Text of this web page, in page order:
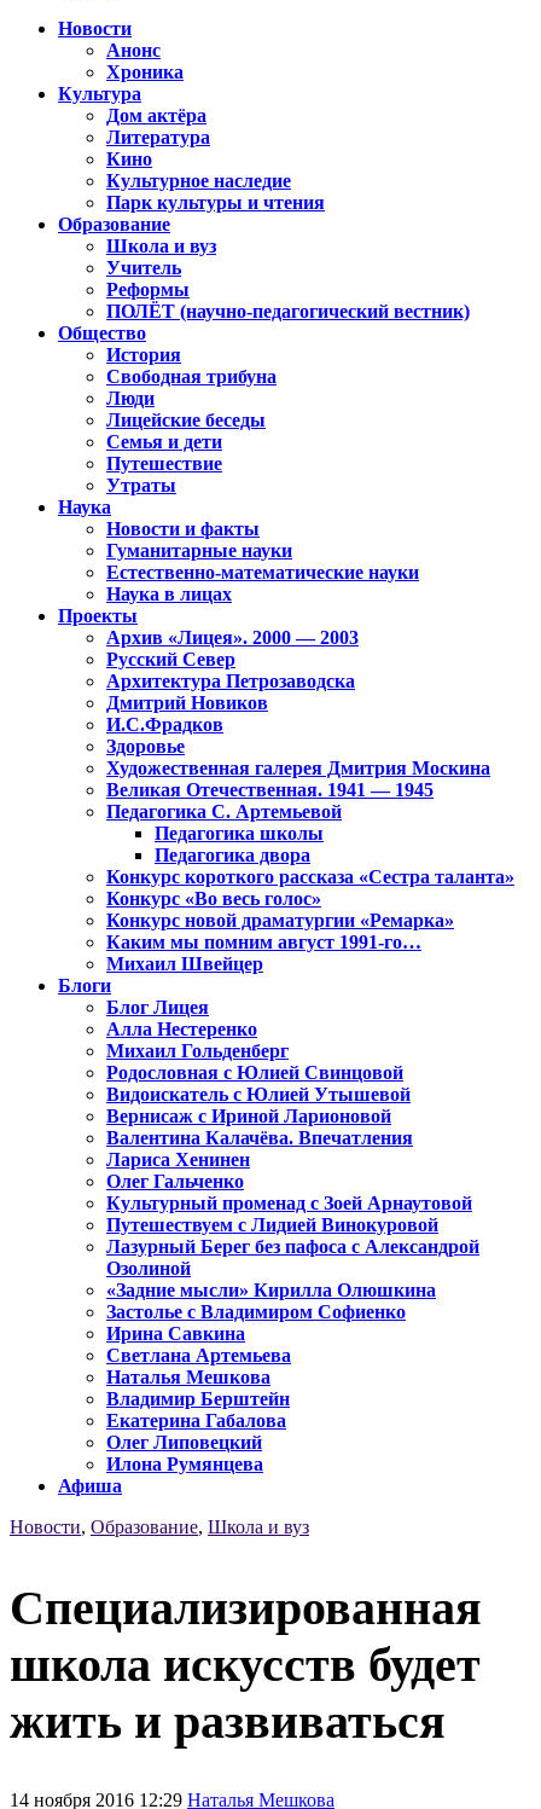
Новости
Анонс
Хроника
Культура
Дом актёра
Литература
Кино
Культурное наследие
Парк культуры и чтения
Образование
Школа и вуз
Учитель
Реформы
ПОЛЁТ (научно-педагогический вестник)
Общество
История
Свободная трибуна
Люди
Лицейские беседы
Семья и дети
Путешествие
Утраты
Наука
Новости и факты
Гуманитарные науки
Естественно-математические науки
Наука в лицах
Проекты
Архив «Лицея». 2000 — 2003
Русский Север
Архитектура Петрозаводска
Дмитрий Новиков
И.С.Фрадков
Здоровье
Художественная галерея Дмитрия Москина
Великая Отечественная. 1941 — 1945
Педагогика С. Артемьевой
Педагогика школы
Педагогика двора
Конкурс короткого рассказа «Сестра таланта»
Конкурс «Во весь голос»
Конкурс новой драматургии «Ремарка»
Каким мы помним август 1991-го…
Михаил Швейцер
Блоги
Блог Лицея
Алла Нестеренко
Михаил Гольденберг
Родословная с Юлией Свинцовой
Видоискатель с Юлией Утышевой
Вернисаж с Ириной Ларионовой
Валентина Калачёва. Впечатления
Лариса Хенинен
Олег Гальченко
Культурный променад с Зоей Арнаутовой
Путешествуем с Лидией Винокуровой
Лазурный Берег без пафоса с Александрой
Озолиной
«Задние мысли» Кирилла Олюшкина
Застолье с Владимиром Софиенко
Ирина Савкина
Светлана Артемьева
Наталья Мешкова
Владимир Берштейн
Екатерина Габалова
Олег Липовецкий
Илона Румянцева
Афиша
Новости, Образование, Школа и вуз
Специализированная
школа искусств будет
жить и развиваться
14 ноября 2016 12:29 Наталья Мешкова